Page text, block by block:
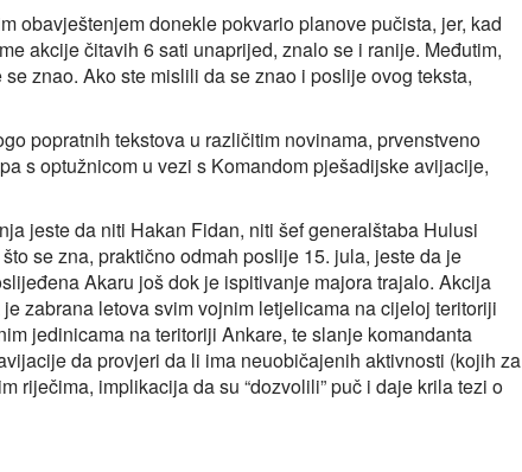
obavještenjem donekle pokvario planove pučista, jer, kad
akcije čitavih 6 sati unaprijed, znalo se i ranije. Međutim,
znao. Ako ste mislili da se znao i poslije ovog teksta,
popratnih tekstova u različitim novinama, prvenstveno
s optužnicom u vezi s Komandom pješadijske avijacije,
jeste da niti Hakan Fidan, niti šef generalštaba Hulusi
se zna, praktično odmah poslije 15. jula, jeste da je
Akaru još dok je ispitivanje majora trajalo. Akcija
zabrana letova svim vojnim letjelicama na cijeloj teritoriji
jedinicama na teritoriji Ankare, te slanje komandanta
da provjeri da li ima neuobičajenih aktivnosti (kojih za
riječima, implikacija da su “dozvolili” puč i daje krila tezi o